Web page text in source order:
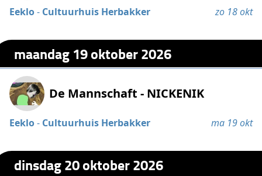
Eeklo- Cultuurhuis Herbakker zo 18 okt
maandag 19 oktober 2026
De Mannschaft - NICKENIK
Eeklo- Cultuurhuis Herbakker ma 19 okt
dinsdag 20 oktober 2026